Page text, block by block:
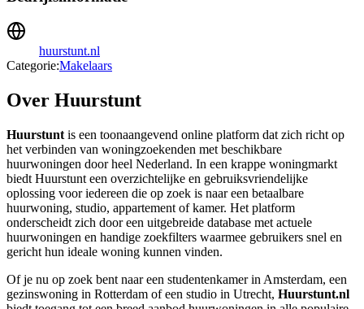
huurstunt.nl
Categorie:Makelaars
Over Huurstunt
Huurstunt is een toonaangevend online platform dat zich richt op
het verbinden van woningzoekenden met beschikbare
huurwoningen door heel Nederland. In een krappe woningmarkt
biedt Huurstunt een overzichtelijke en gebruiksvriendelijke
oplossing voor iedereen die op zoek is naar een betaalbare
huurwoning, studio, appartement of kamer. Het platform
onderscheidt zich door een uitgebreide database met actuele
huurwoningen en handige zoekfilters waarmee gebruikers snel en
gericht hun ideale woning kunnen vinden.
Of je nu op zoek bent naar een studentenkamer in Amsterdam, een
gezinswoning in Rotterdam of een studio in Utrecht, Huurstunt.nl